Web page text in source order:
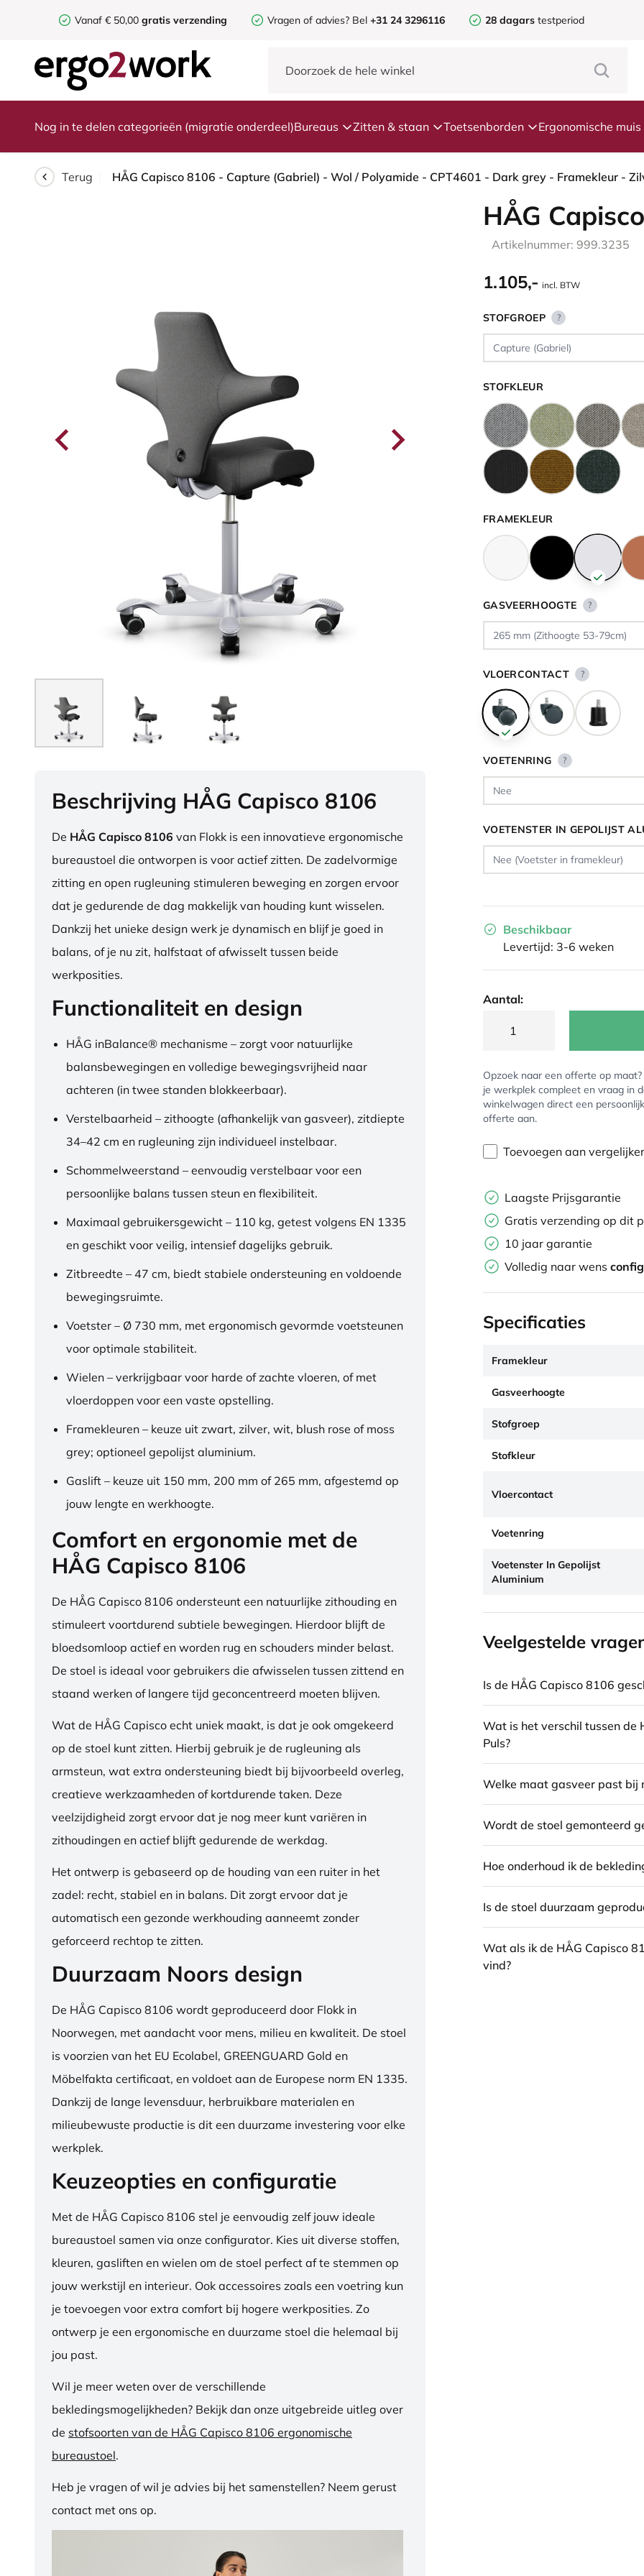
Vanaf € 50,00 gratis verzending Vragen of advies? Bel +31 24 3296116 28 dagars testperiod
Nog in te delen categorieën (migratie onderdeel)Bureaus Zitten & staan Toetsenborden Ergonomische muis
Terug
Beschrijving HÅG Capisco 8106
De HÅG Capisco 8106 van Flokk is een innovatieve ergonomische
bureaustoel die ontworpen is voor actief zitten. De zadelvormige
zitting en open rugleuning stimuleren beweging en zorgen ervoor
dat je gedurende de dag makkelijk van houding kunt wisselen.
Dankzij het unieke design werk je dynamisch en blijf je goed in
balans, of je nu zit, halfstaat of afwisselt tussen beide
werkposities.
Functionaliteit en design
HÅG inBalance® mechanisme – zorgt voor natuurlijke
balansbewegingen en volledige bewegingsvrijheid naar
achteren (in twee standen blokkeerbaar).
Verstelbaarheid – zithoogte (afhankelijk van gasveer), zitdiepte
34–42 cm en rugleuning zijn individueel instelbaar.
Schommelweerstand – eenvoudig verstelbaar voor een
persoonlijke balans tussen steun en flexibiliteit.
Maximaal gebruikersgewicht – 110 kg, getest volgens EN 1335
en geschikt voor veilig, intensief dagelijks gebruik.
Zitbreedte – 47 cm, biedt stabiele ondersteuning en voldoende
bewegingsruimte.
Voetster – Ø 730 mm, met ergonomisch gevormde voetsteunen
voor optimale stabiliteit.
Wielen – verkrijgbaar voor harde of zachte vloeren, of met
vloerdoppen voor een vaste opstelling.
Framekleuren – keuze uit zwart, zilver, wit, blush rose of moss
grey; optioneel gepolijst aluminium.
Gaslift – keuze uit 150 mm, 200 mm of 265 mm, afgestemd op
jouw lengte en werkhoogte.
Comfort en ergonomie met de
HÅG Capisco 8106
De HÅG Capisco 8106 ondersteunt een natuurlijke zithouding en
stimuleert voortdurend subtiele bewegingen. Hierdoor blijft de
bloedsomloop actief en worden rug en schouders minder belast.
De stoel is ideaal voor gebruikers die afwisselen tussen zittend en
staand werken of langere tijd geconcentreerd moeten blijven.
Wat de HÅG Capisco echt uniek maakt, is dat je ook omgekeerd
op de stoel kunt zitten. Hierbij gebruik je de rugleuning als
armsteun, wat extra ondersteuning biedt bij bijvoorbeeld overleg,
creatieve werkzaamheden of kortdurende taken. Deze
veelzijdigheid zorgt ervoor dat je nog meer kunt variëren in
zithoudingen en actief blijft gedurende de werkdag.
Het ontwerp is gebaseerd op de houding van een ruiter in het
zadel: recht, stabiel en in balans. Dit zorgt ervoor dat je
automatisch een gezonde werkhouding aanneemt zonder
geforceerd rechtop te zitten.
Duurzaam Noors design
De HÅG Capisco 8106 wordt geproduceerd door Flokk in
Noorwegen, met aandacht voor mens, milieu en kwaliteit. De stoel
is voorzien van het EU Ecolabel, GREENGUARD Gold en
Möbelfakta certificaat, en voldoet aan de Europese norm EN 1335.
Dankzij de lange levensduur, herbruikbare materialen en
milieubewuste productie is dit een duurzame investering voor elke
werkplek.
Keuzeopties en configuratie
Met de HÅG Capisco 8106 stel je eenvoudig zelf jouw ideale
bureaustoel samen via onze configurator. Kies uit diverse stoffen,
kleuren, gasliften en wielen om de stoel perfect af te stemmen op
jouw werkstijl en interieur. Ook accessoires zoals een voetring kun
je toevoegen voor extra comfort bij hogere werkposities. Zo
ontwerp je een ergonomische en duurzame stoel die helemaal bij
jou past.
Wil je meer weten over de verschillende
bekledingsmogelijkheden? Bekijk dan onze uitgebreide uitleg over
de stofsoorten van de HÅG Capisco 8106 ergonomische
bureaustoel.
Heb je vragen of wil je advies bij het samenstellen? Neem gerust
contact met ons op.
HÅG
Artikelnummer: 999.3235
1.105,- incl. BTW
STOFGROEP ?
STOFKLEUR
FRAMEKLEUR
GASVEERHOOGTE ?
VLOERCONTACT ?
VOETENRING ?
VOETENSTER IN GEPOLIJST
Beschikbaar
Levertijd: 3-6 weken
Aantal:
Opzoek naar een offerte op
je werkplek compleet en vraag in
winkelwagen direct een
offerte aan.
Toevoegen aan vergelijker
Laagste Prijsgarantie
Gratis verzending op dit
10 jaar garantie
Volledig naar wens
Specificaties
Framekleur
Gasveerhoogte
Stofgroep
Stofkleur
Vloercontact
Voetenring
Voetenster In Gepolijst
Aluminium
Veelgestelde
Is de HÅG Capisco 8106
Wat is het verschil tussen de
Puls?
Welke maat gasveer past bij
Wordt de stoel gemonteerd
Hoe onderhoud ik de
Is de stoel duurzaam
Wat als ik de HÅG Capisco
vind?